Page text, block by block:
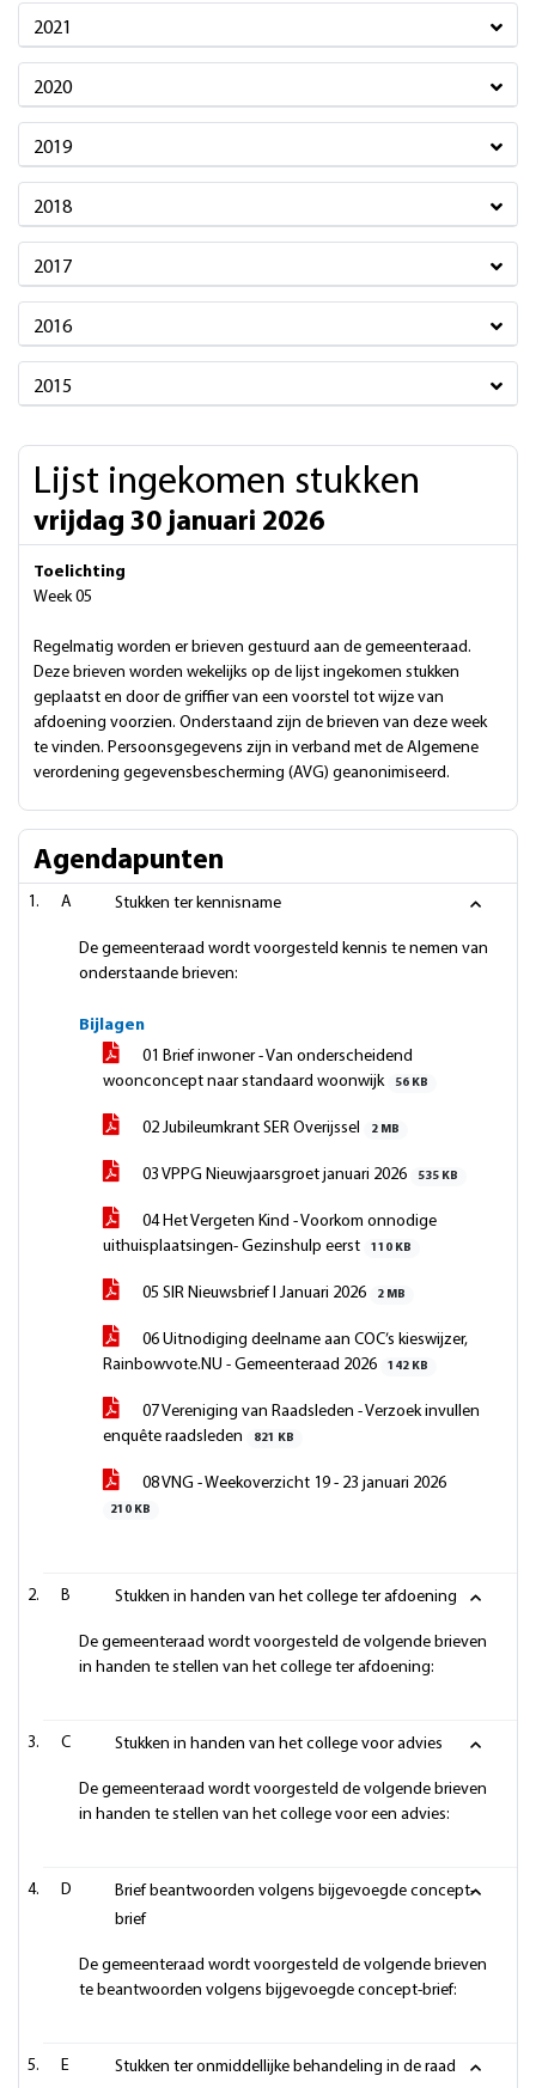
2021
2020
2019
2018
2017
2016
2015
Lijst ingekomen stukken
vrijdag 30 januari 2026
Toelichting
Week 05
Regelmatig worden er brieven gestuurd aan de gemeenteraad.
Deze brieven worden wekelijks op de lijst ingekomen stukken
geplaatst en door de griffier van een voorstel tot wijze van
afdoening voorzien. Onderstaand zijn de brieven van deze week
te vinden. Persoonsgegevens zijn in verband met de Algemene
verordening gegevensbescherming (AVG) geanonimiseerd.
Agendapunten
A Stukken ter kennisname
De gemeenteraad wordt voorgesteld kennis te nemen van
onderstaande brieven:
Bijlagen
01 Brief inwoner - Van onderscheidend
woonconcept naar standaard woonwijk
56 KB
02 Jubileumkrant SER Overijssel 2 MB
03 VPPG Nieuwjaarsgroet januari 2026 535 KB
04 Het Vergeten Kind - Voorkom onnodige
uithuisplaatsingen- Gezinshulp eerst
110 KB
05 SIR Nieuwsbrief I Januari 2026 2 MB
06 Uitnodiging deelname aan COC’s kieswijzer,
Rainbowvote.NU - Gemeenteraad 2026
142 KB
07 Vereniging van Raadsleden - Verzoek invullen
enquête raadsleden
821 KB
08 VNG - Weekoverzicht 19 - 23 januari 2026
210 KB
B Stukken in handen van het college ter afdoening
De gemeenteraad wordt voorgesteld de volgende brieven
in handen te stellen van het college ter afdoening:
C Stukken in handen van het college voor advies
De gemeenteraad wordt voorgesteld de volgende brieven
in handen te stellen van het college voor een advies:
D
Brief beantwoorden volgens bijgevoegde concept-
brief
De gemeenteraad wordt voorgesteld de volgende brieven
te beantwoorden volgens bijgevoegde concept-brief:
E Stukken ter onmiddellijke behandeling in de raad